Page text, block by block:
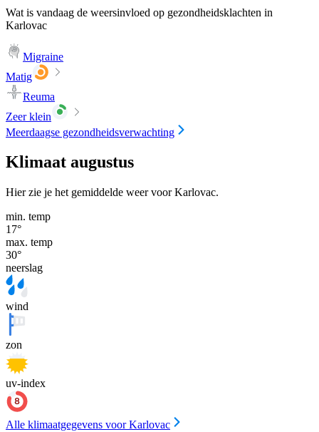
Wat is vandaag de weersinvloed op gezondheidsklachten in
Karlovac
Migraine
Matig
Reuma
Zeer klein
Meerdaagse gezondheidsverwachting
Klimaat augustus
Hier zie je het gemiddelde weer voor Karlovac.
min. temp
17°
max. temp
30°
neerslag
wind
zon
uv-index
Alle klimaatgegevens voor Karlovac